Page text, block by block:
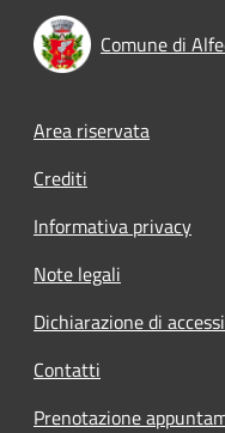
Comune di
Footer menu
Area riservata
Crediti
Informativa privacy
Note legali
Dichiarazione di
Contatti
Prenotazione